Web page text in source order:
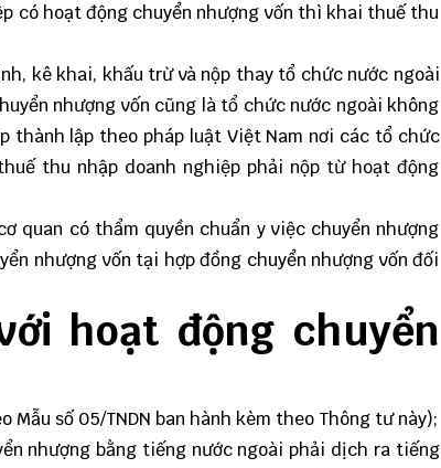
có hoạt động chuyển nhượng vốn thì khai thuế thu
kê khai, khấu trừ và nộp thay tổ chức nước ngoài
nhượng vốn cũng là tổ chức nước ngoài không
thành lập theo pháp luật Việt Nam nơi các tổ chức
thu nhập doanh nghiệp phải nộp từ hoạt động
quan có thẩm quyền chuẩn y việc chuyển nhượng
nhượng vốn tại hợp đồng chuyển nhượng vốn đối
hoạt động chuyển
số 05/TNDN ban hành kèm theo Thông tư này);
nhượng bằng tiếng nước ngoài phải dịch ra tiếng